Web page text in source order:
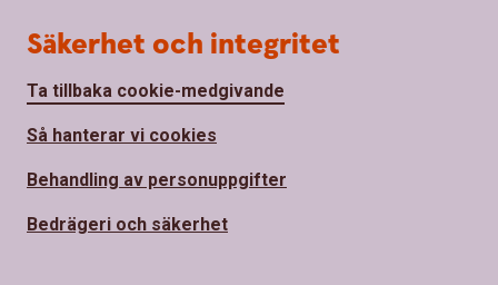
Säkerhet och integritet
Ta tillbaka cookie-medgivande
Så hanterar vi cookies
Behandling av personuppgifter
Bedrägeri och säkerhet